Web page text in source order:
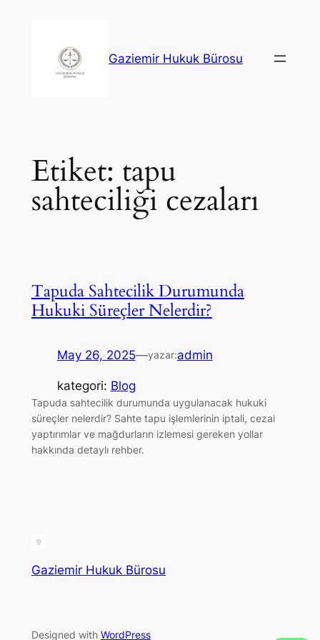
Gaziemir Hukuk Bürosu
Etiket: tapu
sahteciliği cezaları
Tapuda Sahtecilik Durumunda
Hukuki Süreçler Nelerdir?
May 26, 2025—yazar:admin
kategori: Blog
Tapuda sahtecilik durumunda uygulanacak hukuki
süreçler nelerdir? Sahte tapu işlemlerinin iptali, cezai
yaptırımlar ve mağdurların izlemesi gereken yollar
hakkında detaylı rehber.
Gaziemir Hukuk Bürosu
Designed with WordPress